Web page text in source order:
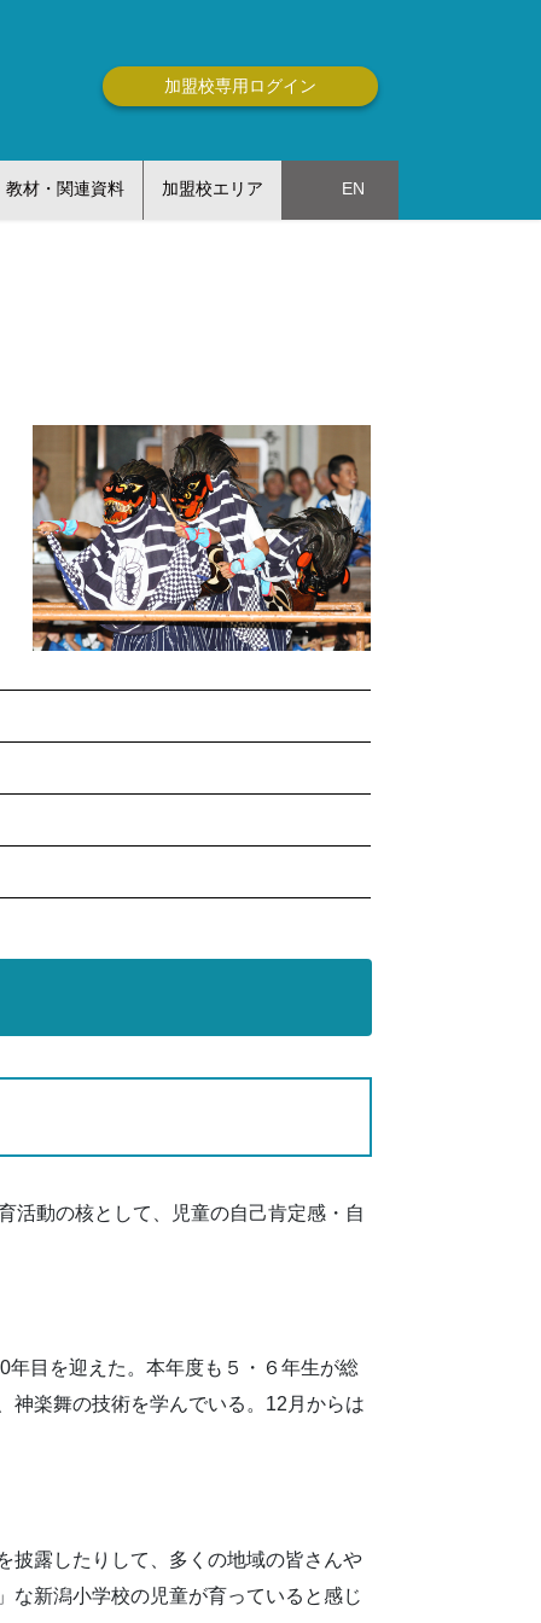
加盟校専用ログイン
教材・関連資料 加盟校エリア EN
動の核として、児童の自己肯定感・自
目を迎えた。本年度も５・６年生が総
神楽舞の技術を学んでいる。12月からは
披露したりして、多くの地域の皆さんや
な新潟小学校の児童が育っていると感じ